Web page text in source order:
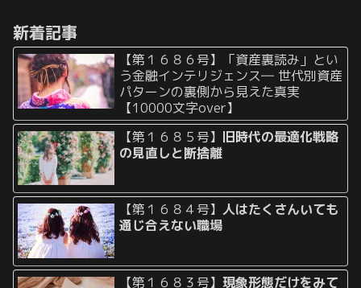
から「転職...
かけま...
新着記事
【第１６８６号】「資産裏読み」とい
う金融インテリジェンス― 世代別資産
パターンの裏側から見えた真実
【10000文字over】
【第１６８５号】 旧時代の最適化戦略
の見直しと断捨離
【第１６８４号】人はたくさんいても
通じ合えない職場
【第１６８３号】現象形態だけをみて